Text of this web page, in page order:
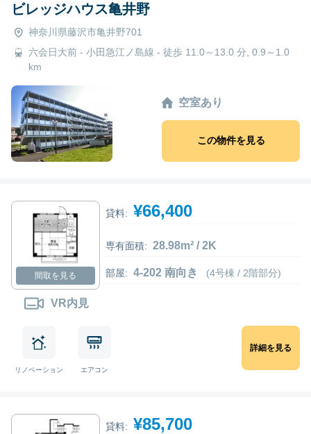
ビレッジハウス亀井野
神奈川県藤沢市亀井野701
六会日大前 - 小田急江ノ島線 - 徒歩 11.0～13.0 分, 0.9～1.0
km
空室あり
この物件を見る
間取を見る
VR内見
貸料: ¥66,400
専有面積: 28.98m² / 2K
部屋: 4-202 南向き (4号棟 / 2階部分)
リノベーション エアコン
詳細を見る
貸料: ¥85,700